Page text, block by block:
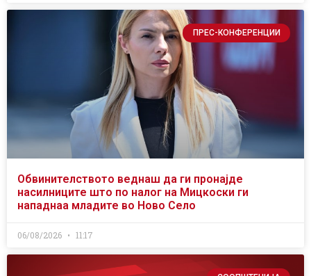
ПРЕС-КОНФЕРЕНЦИИ
Обвинителството веднаш да ги пронајде
насилниците што по налог на Мицкоски ги
нападнаа младите во Ново Село
06/08/2026 11:17